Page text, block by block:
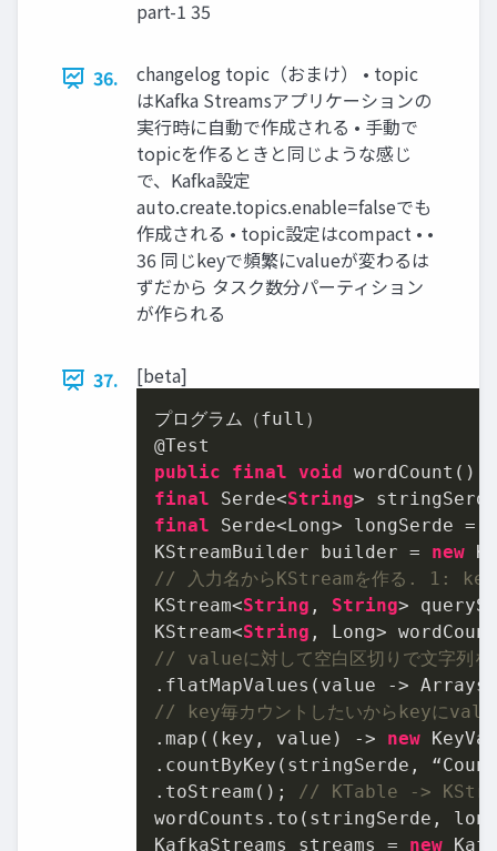
part-1 35
36.
changelog topic（おまけ） • topic
はKafka Streamsアプリケーションの
実行時に自動で作成される • 手動で
topicを作るときと同じような感じ
で、Kafka設定
auto.create.topics.enable=falseでも
作成される • topic設定はcompact • •
36 同じkeyで頻繁にvalueが変わるは
ずだから タスク数分パーティション
が作られる
37. [beta]
プログラム（full）
public
final void
final Serde<String>
final Serde<Long> longSerde
KStreamBuilder builder = new
// 入力名からKStreamを作る. 1:
KStream<String , String>
KStream<String
// valueに対して空白区切りで文字列を
// key毎カウントしたいからkeyに
.map((key, value) -> new
.countByKey(stringSerde,
.toStream(); // KTable ->
wordCounts.to(stringSerde,
KafkaStreams streams = new